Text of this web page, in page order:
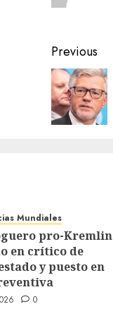
Previous
Mundiales
pro-Kremlin
en crítico de
y puesto en
0